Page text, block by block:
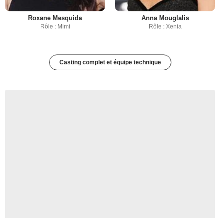
Roxane Mesquida
Rôle : Mimi
Anna Mouglalis
Rôle : Xenia
Casting complet et équipe technique